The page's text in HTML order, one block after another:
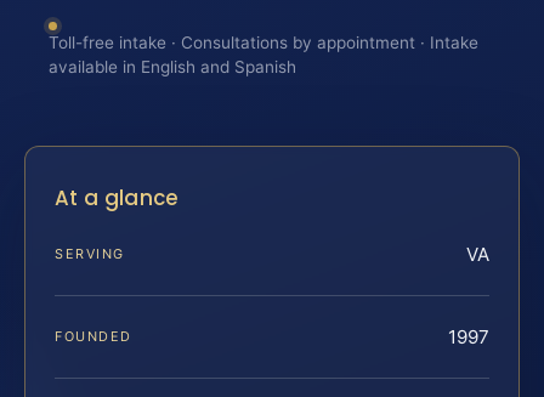
Toll-free intake · Consultations by appointment · Intake
available in English and Spanish
At a glance
SERVING VA
FOUNDED 1997